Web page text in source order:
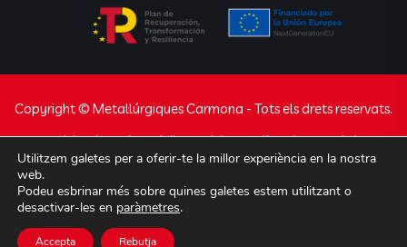
Copyright © Metal·lúrgiques Carmona - Tots els drets reservats.
Avís legal Declaració d’accessibilitat
Política de privacidad
Política de cookies
Web desenvolupada perJavajanexperts en
disseny i programació de webs, apps i botigues
Utilitzem galetes per a oferir-te la millor experiència en la nostra
web.
Podeu esbrinar més sobre quines galetes estem utilitzant o
desactivar-les en paràmetres.
Accepta Rebutja